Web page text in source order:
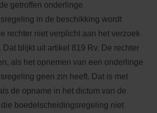
getroffen onderlinge
in de beschikking wordt
rechter niet verplicht aan het verzoek
Dat blijkt uit artikel 819 Rv. De rechter
als het opnemen van een onderlinge
geen zin heeft. Dat is met
de opname in het dictum van de
boedelscheidingsregeling niet